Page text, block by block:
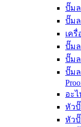
ปั๊มล
ปั๊มล
เค
ปั๊มล
ปั๊มล
ปั๊มล
อะ
หัว
หัวปั๊